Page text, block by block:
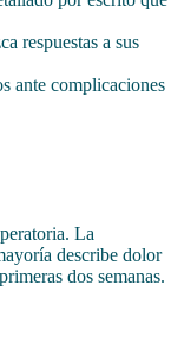
respuestas a sus
ante complicaciones
La
describe dolor
dos semanas.